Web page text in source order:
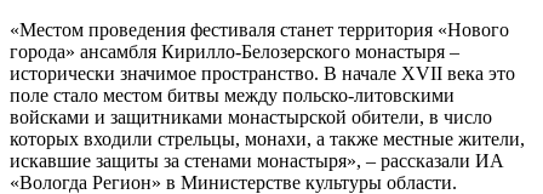
«Местом проведения фестиваля станет территория «Нового
города» ансамбля Кирилло‑Белозерского монастыря –
исторически значимое пространство. В начале XVII века это
поле стало местом битвы между польско‑литовскими
войсками и защитниками монастырской обители, в число
которых входили стрельцы, монахи, а также местные жители,
искавшие защиты за стенами монастыря», – рассказали ИА
«Вологда Регион» в Министерстве культуры области.